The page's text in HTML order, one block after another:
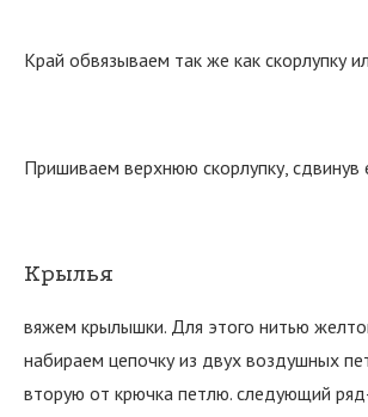
Край обвязываем так же как скорлупку
Пришиваем верхнюю скорлупку, сдвинув
Крылья
вяжем крылышки. Для этого нитью
набираем цепочку из двух воздушных
вторую от крючка петлю. следующий